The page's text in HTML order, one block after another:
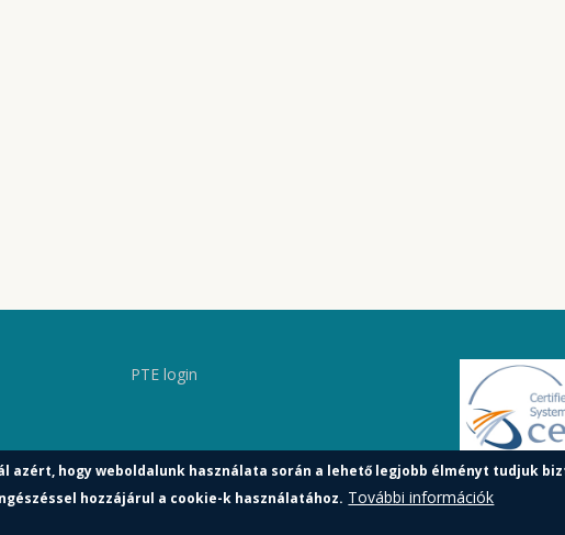
PTE login
azért, hogy weboldalunk használata során a lehető legjobb élményt tudjuk
hozzájárul a cookie-k használatához. További információk